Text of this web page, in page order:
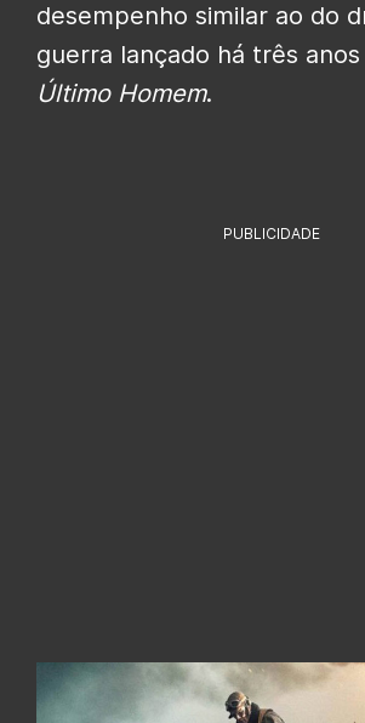
desempenho similar ao do
guerra lançado há três anos
Último Homem.
PUBLICIDADE